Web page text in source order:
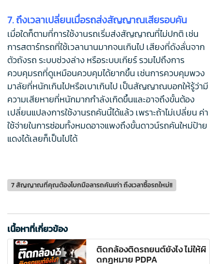
7. ถึงเวลาเปลี่ยนเมื่อรถส่งสัญญาณเสียรอบคัน
เมื่อใดก็ตามที่การใช้งานรถเริ่มส่งสัญญาณที่ไม่ปกติ เช่น
การสตาร์ทรถที่ใช้เวลานานมากจนเกินไป เสียงที่ดังลั่นจาก
ตัวถังรถ ระบบช่วงล่าง หรือระบบเกียร์ รวมไปถึงการ
ควบคุมรถที่ดูเหมือนควบคุมได้ยากขึ้น เช่นการควบคุมพวง
มาลัยที่หนักเกินไปหรือเบาเกินไป เป็นสัญญาณบอกให้รู้ว่ามี
ความเสียหายที่หนักมากกำลังเกิดขึ้นและอาจถึงขั้นต้อง
เปลี่ยนแปลงการใช้งานรถคันนี้ได้แล้ว เพราะถ้าไม่เปลี่ยน ค่า
ใช้จ่ายในการซ่อมทั้งหมดอาจแพงถึงขั้นดาวน์รถคันใหม่ป้าย
แดงได้เลยก็เป็นไปได้
7 สัญญาณที่คุณต้องโบกมือลารถคันเก่า ถึงเวลาซื้อรถใหม่!!
เนื้อหาที่เกี่ยวข้อง
ติดกล้องติดรถยนต์ยังไง ไม่ให้ผิ
ดกฏหมาย PDPA